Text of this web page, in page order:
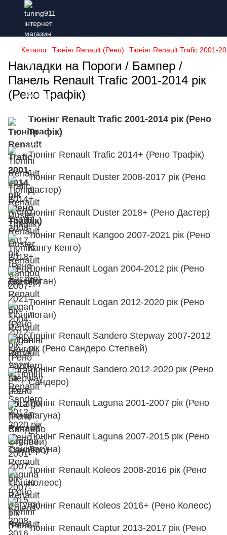
Каталог Тюнінг Renault (Рено) Тюнінг Renault Trafic 2001-
Накладки на Пороги / Бампер /
Панель Renault Trafic 2001-2014 рік
(Рено Трафік)
Тюнінг Renault Trafic 2001-2014 рік (Рено
Трафік)
Тюнінг Renault Trafic 2014+ (Рено Трафік)
Тюнінг Renault Duster 2008-2017 рік (Рено
Дастер)
Тюнінг Renault Duster 2018+ (Рено Дастер)
Тюнінг Renault Kangoo 2007-2021 рік (Рено
Кангу Кенго)
Тюнінг Renault Logan 2004-2012 рік (Рено
Логан)
Тюнінг Renault Logan 2012-2020 рік (Рено
Логан)
Тюнінг Renault Sandero Stepway 2007-2012
рік (Рено Сандеро Степвей)
Тюнінг Renault Sandero 2012-2020 рік (Рено
Сандеро)
Тюнінг Renault Laguna 2001-2007 рік (Рено
Лагуна)
Тюнінг Renault Laguna 2007-2015 рік (Рено
Лагуна)
Тюнінг Renault Koleos 2008-2016 рік (Рено
Колеос)
Тюнінг Renault Koleos 2016+ (Рено Колеос)
Тюнінг Renault Captur 2013-2017 рік (Рено